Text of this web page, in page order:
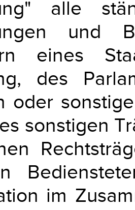
alle
und
eines
des
oder
sonstigen
im